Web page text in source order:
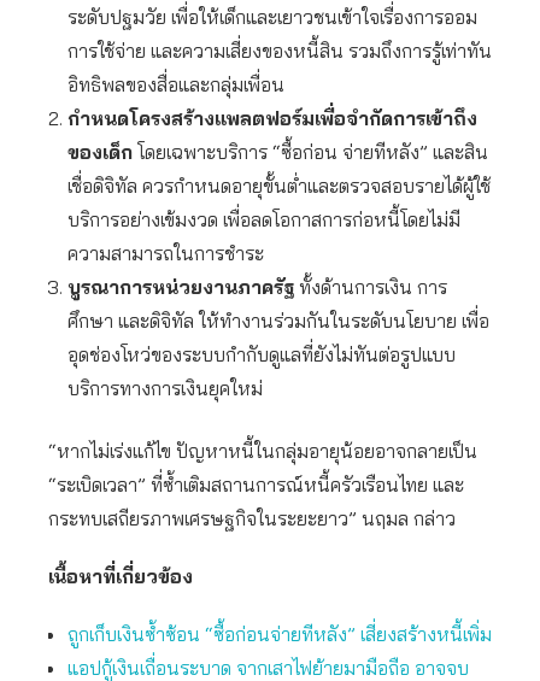
ระดับปฐมวัย เพื่อให้เด็กและเยาวชนเข้าใจเรื่องการออม
การใช้จ่าย และความเสี่ยงของหนี้สิน รวมถึงการรู้เท่าทัน
อิทธิพลของสื่อและกลุ่มเพื่อน
กำหนดโครงสร้างแพลตฟอร์มเพื่อจำกัดการเข้าถึง
ของเด็ก โดยเฉพาะบริการ “ซื้อก่อน จ่ายทีหลัง” และสิน
เชื่อดิจิทัล ควรกำหนดอายุขั้นต่ำและตรวจสอบรายได้ผู้ใช้
บริการอย่างเข้มงวด เพื่อลดโอกาสการก่อหนี้โดยไม่มี
ความสามารถในการชำระ
บูรณาการหน่วยงานภาครัฐ ทั้งด้านการเงิน การ
ศึกษา และดิจิทัล ให้ทำงานร่วมกันในระดับนโยบาย เพื่อ
อุดช่องโหว่ของระบบกำกับดูแลที่ยังไม่ทันต่อรูปแบบ
บริการทางการเงินยุคใหม่
“หากไม่เร่งแก้ไข ปัญหาหนี้ในกลุ่มอายุน้อยอาจกลายเป็น
“ระเบิดเวลา” ที่ซ้ำเติมสถานการณ์หนี้ครัวเรือนไทย และ
กระทบเสถียรภาพเศรษฐกิจในระยะยาว” นฤมล กล่าว
เนื้อหาที่เกี่ยวข้อง
ถูกเก็บเงินซ้ำซ้อน “ซื้อก่อนจ่ายทีหลัง” เสี่ยงสร้างหนี้เพิ่ม
แอปกู้เงินเถื่อนระบาด จากเสาไฟย้ายมามือถือ อาจจบ